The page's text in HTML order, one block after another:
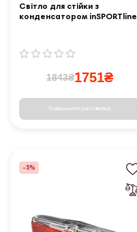
Світло для стійки з
конденсатором inSPORTline
1843₴1751₴
Повідомити коли з'явиться
-5%